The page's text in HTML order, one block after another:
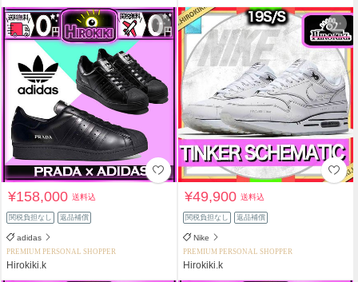
¥158,000送料込
関税負担なし 返品補償
adidas
PREMIUM PERSONAL SHOPPER
Hirokiki.k
¥49,900送料込
関税負担なし 返品補償
Nike
PREMIUM PERSONAL SHOPPER
Hirokiki.k